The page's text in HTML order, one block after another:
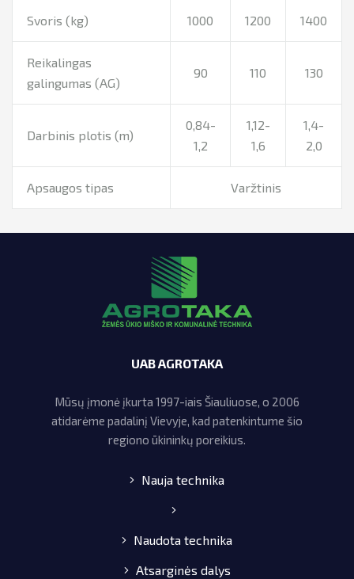
Svoris (kg) 1000 1200 1400
Reikalingas
galingumas (AG)
90 110 130
Darbinis plotis (m)
0,84-
1,2
1,12-
1,6
1,4-
2,0
Apsaugos tipas Varžtinis
UAB AGROTAKA
Mūsų įmonė įkurta 1997-iais Šiauliuose, o 2006
atidarėme padalinį Vievyje, kad patenkintume šio
regiono ūkininkų poreikius.
Nauja technika
Naudota technika
Atsarginės dalys